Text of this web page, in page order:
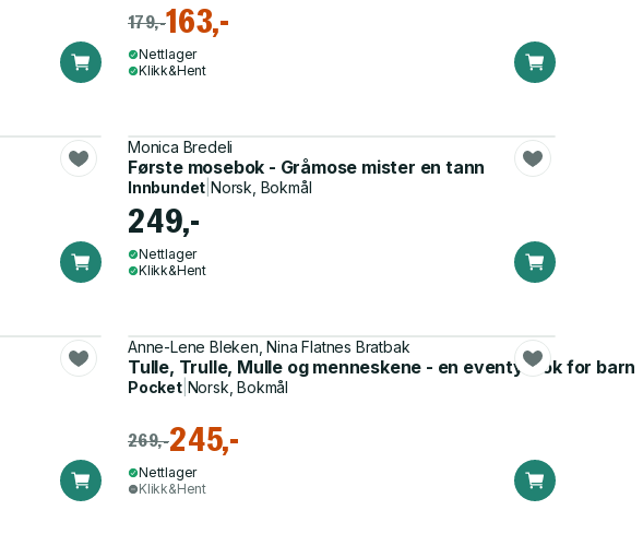
179,-163,-
Nettlager
Klikk&Hent
Monica Bredeli
Første mosebok - Gråmose mister en tann
Innbundet |Norsk, Bokmål
249,-
Nettlager
Klikk&Hent
Anne-Lene Bleken, Nina Flatnes Bratbak
Tulle, Trulle, Mulle og menneskene - en eventyrbok for barn
Pocket| Norsk, Bokmål
269,-245,-
Nettlager
Klikk&Hent